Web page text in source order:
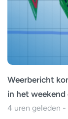
Weerbericht
in het weekend
4 uren geleden -